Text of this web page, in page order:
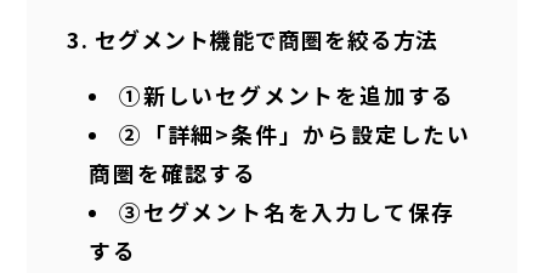
セグメント機能で商圏を絞る方法
①新しいセグメントを追加する
②「詳細>条件」から設定したい
商圏を確認する
③セグメント名を入力して保存
する